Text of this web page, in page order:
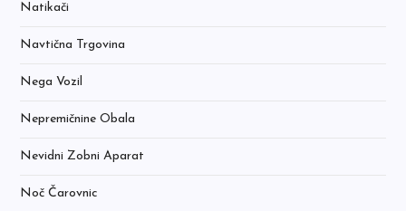
Natikači
Navtična Trgovina
Nega Vozil
Nepremičnine Obala
Nevidni Zobni Aparat
Noč Čarovnic